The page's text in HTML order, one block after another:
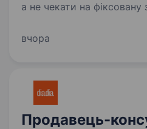
а не чекати на фіксовану
господарем своєї локації
вчора
Продавець-